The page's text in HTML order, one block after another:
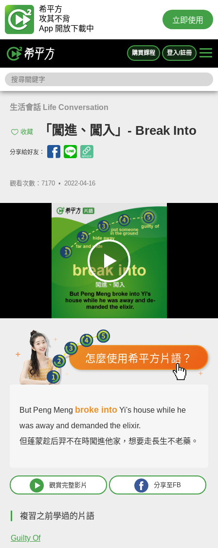
希平方
攻其不背
App 開放下載中
立即使用
購買課程 登入/註冊
生活會話 Life Conversation
收藏 「闖進、闖入」- Break Into
分享給好友：
觀看次數：7170 • 2022-04-16
怎麼使用希平方片語？
But Peng Meng broke into Yi's house while he
was away and demanded the elixir.
但蓬蒙趁后羿不在時闖進他家，想要走長生不老藥。
觀賞完整影片 分享至FB
複習之前學過的片語
Guilty Of